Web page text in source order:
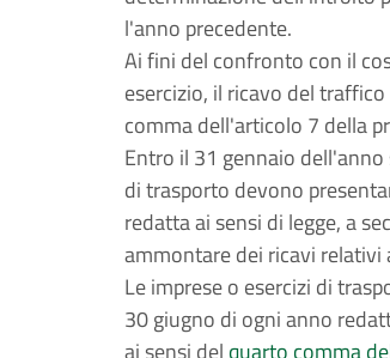
l'anno precedente.
Ai fini del confronto con il
esercizio, il ricavo del
comma dell'articolo 7 della
Entro il 31 gennaio
di trasporto devono
redatta ai sensi di legge, a
ammontare dei ricavi
Le imprese o esercizi di
30 giugno di ogni anno
ai sensi del quarto comma